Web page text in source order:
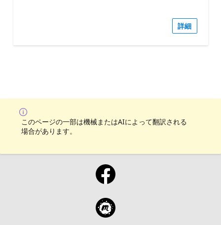
詳細
このページの一部は機械またはAIによって翻訳される
場合があります。